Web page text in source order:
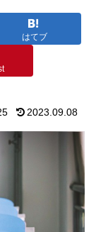
はてブ
2023.09.08